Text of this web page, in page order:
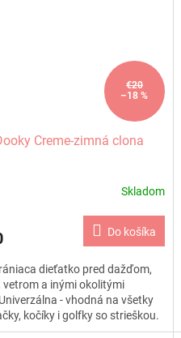
€20
–18 %
Creme-zimná clona
Skladom
Do košíka
dieťatko pred dažďom,
vetrom a inými okolitými
- vhodná na všetky
kočíky i golfky so strieškou.
-...